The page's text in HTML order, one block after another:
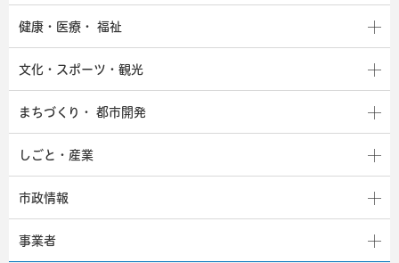
健康・医療・ 福祉
文化・スポーツ・観光
まちづくり・ 都市開発
しごと・産業
市政情報
事業者